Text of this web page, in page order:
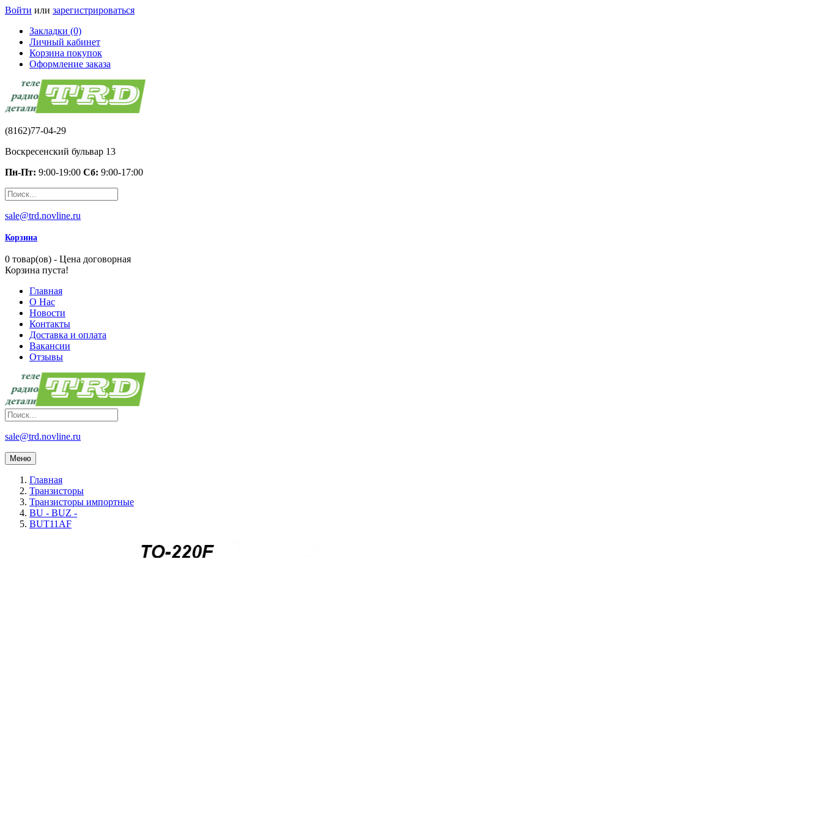
Войти или зарегистрироваться
Закладки (0)
Личный кабинет
Корзина покупок
Оформление заказа
(8162)77-04-29
Воскресенский бульвар 13
Пн-Пт: 9:00-19:00 Сб: 9:00-17:00
sale@trd.novline.ru
Корзина
0 товар(ов) - Цена договорная
Корзина пуста!
Главная
О Нас
Новости
Контакты
Доставка и оплата
Вакансии
Отзывы
sale@trd.novline.ru
Меню
Главная
Транзисторы
Транзисторы импортные
BU - BUZ -
BUT11AF